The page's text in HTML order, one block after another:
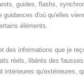
guides, flashs,
guidances d'où qu'elles
éléments.
des informations que je
réels, libérés des
intérieures qu'extérieures,